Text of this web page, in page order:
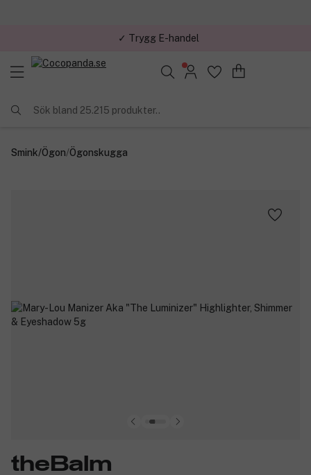
✓ Trygg E-handel
Sök bland 25.215 produkter..
Smink/Ögon/Ögonskugga
theBalm